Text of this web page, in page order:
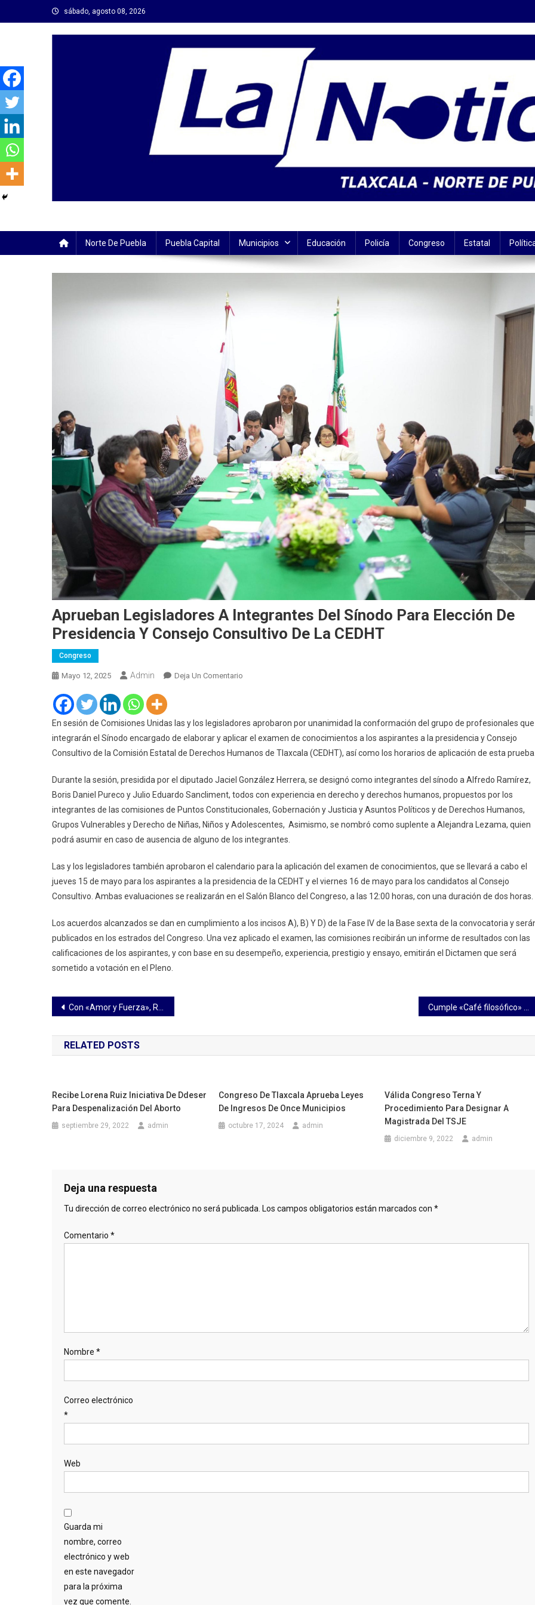
al
sábado, agosto 08, 2026
Norte De Puebla Puebla Capital Municipios Educación Policía Congreso Estatal
Aprueban Legisladores A Integrantes Del Sínodo Para Elección De
Presidencia Y Consejo Consultivo De La CEDHT
Congreso
Mayo 12, 2025 Admin Deja Un Comentario
Integrantes
Del
Sínodo
Elección
De
Presidencia
Y
Consejo
De
La
CEDHT
En sesión de Comisiones Unidas las y los legisladores aprobaron por unanimidad la conformación del grupo de profesionales que
integrarán el Sínodo encargado de elaborar y aplicar el examen de conocimientos a los aspirantes a la presidencia y Consejo
Consultivo de la Comisión Estatal de Derechos Humanos de Tlaxcala (CEDHT), así como los horarios de aplicación de esta
Durante la sesión, presidida por el diputado Jaciel González Herrera, se designó como integrantes del sínodo a Alfredo Ramírez,
Boris Daniel Pureco y Julio Eduardo Sancliment, todos con experiencia en derecho y derechos humanos, propuestos por los
integrantes de las comisiones de Puntos Constitucionales, Gobernación y Justicia y Asuntos Políticos y de Derechos Humanos,
Grupos Vulnerables y Derecho de Niñas, Niños y Adolescentes, Asimismo, se nombró como suplente a Alejandra Lezama, quien
podrá asumir en caso de ausencia de alguno de los integrantes.
Las y los legisladores también aprobaron el calendario para la aplicación del examen de conocimientos, que se llevará a cabo el
jueves 15 de mayo para los aspirantes a la presidencia de la CEDHT y el viernes 16 de mayo para los candidatos al Consejo
Consultivo. Ambas evaluaciones se realizarán en el Salón Blanco del Congreso, a las 12:00 horas, con una duración de dos horas.
Los acuerdos alcanzados se dan en cumplimiento a los incisos A), B) Y D) de la Fase IV de la Base sexta de la convocatoria y
publicados en los estrados del Congreso. Una vez aplicado el examen, las comisiones recibirán un informe de resultados con las
calificaciones de los aspirantes, y con base en su desempeño, experiencia, prestigio y ensayo, emitirán el Dictamen que será
sometido a votación en el Pleno.
Navegación
de
entradas
Con «Amor y Fuerza», Reyna Flor Báez Lozano rinde homenaje a madres de hijas e hijos con discapacidad
RELATED POSTS
Recibe Lorena Ruiz Iniciativa De Ddeser
Para Despenalización Del Aborto
septiembre 29, 2022 admin
Congreso De Tlaxcala Aprueba Leyes
De Ingresos De Once Municipios
octubre 17, 2024 admin
Válida Congreso Terna Y
Procedimiento Para Designar A
Magistrada Del TSJE
diciembre 9, 2022 admin
Deja una respuesta
Tu dirección de correo electrónico no será publicada. Los campos obligatorios están marcados con *
Comentario *
Nombre *
Correo electrónico
*
Web
Guarda mi
nombre, correo
electrónico y web
en este navegador
para la próxima
vez que comente.